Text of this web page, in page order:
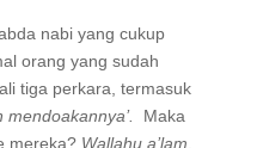
nabi yang cukup
orang yang sudah
tiga perkara, termasuk
mendoakannya’. Maka
mereka? Wallahu a’lam